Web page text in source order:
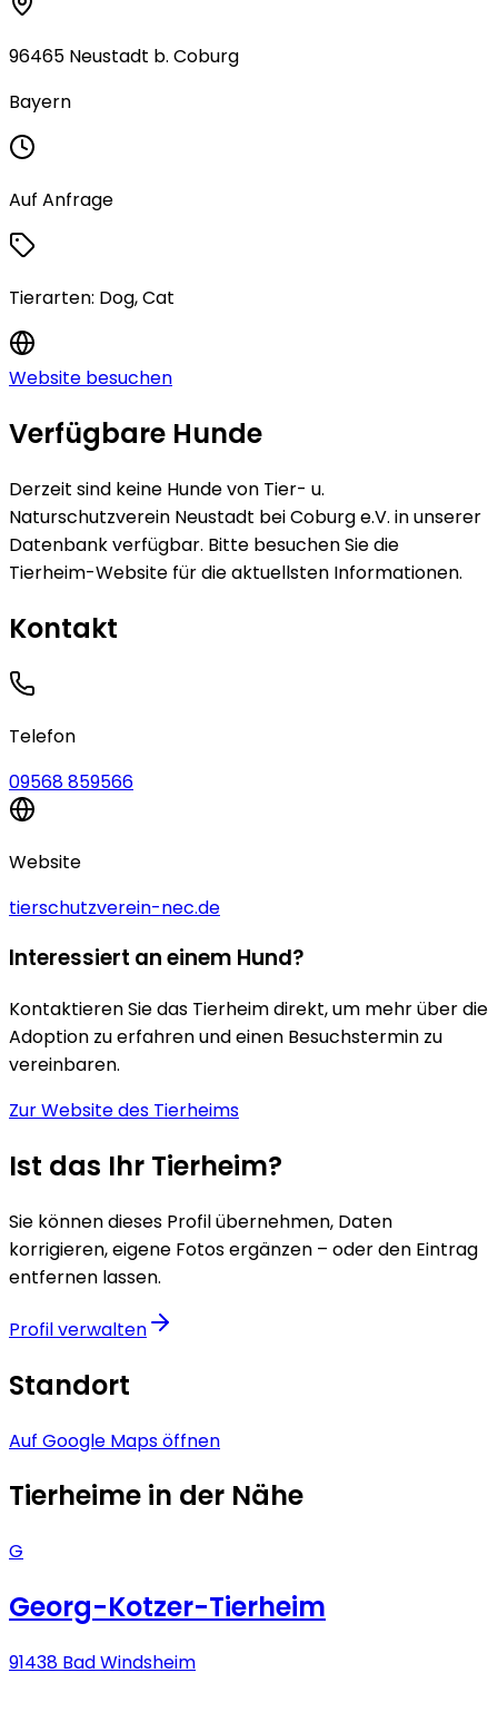
96465 Neustadt b. Coburg
Bayern
Auf Anfrage
Tierarten: Dog, Cat
Website besuchen
Verfügbare Hunde
Derzeit sind keine Hundevon Tier- u.
Naturschutzverein Neustadt bei Coburg e.V. in unserer
Datenbank verfügbar. Bitte besuchen Sie die
Tierheim-Website für die aktuellsten Informationen.
Kontakt
Telefon
09568 859566
Website
tierschutzverein-nec.de
Interessiert an einem Hund?
Kontaktieren Sie das Tierheim direkt, um mehr über die
Adoption zu erfahren und einen Besuchstermin zu
vereinbaren.
Zur Website des Tierheims
Ist das Ihr Tierheim?
Sie können dieses Profil übernehmen, Daten
korrigieren, eigene Fotos ergänzen – oder den Eintrag
entfernen lassen.
Profil verwalten
Standort
Auf Google Maps öffnen
Tierheime in der Nähe
G
Georg-Kotzer-Tierheim
91438 Bad Windsheim